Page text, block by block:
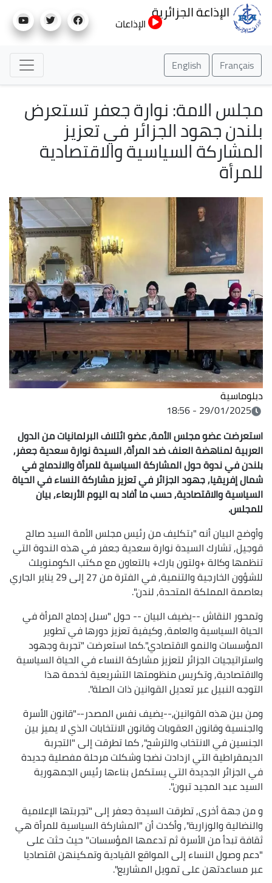
إلى
الإذاعة الجزائرية
الإذاعات
Français
English
مجلس الامة: نوارة جعفر تستعرض
بلندن جهود الجزائر في تعزيز
المشاركة السياسية والاقتصادية
للمرأة
دبلوماسية
29/01/2025 - 18:56
استعرضت عضو مجلس الأمة, عضو ائتلاف البرلمانيات من الدول
العربية لمناهضة العنف ضد المرأة, السيدة نوارة سعدية جعفر,
بلندن في ندوة حول المشاركة السياسية للمرأة والاندماج في
شمال إفريقيا, جهود الجزائر في تعزيز مشاركة النساء في الحياة
السياسية والاقتصادية, حسب ما أفاد به اليوم الأربعاء, بيان
للمجلس.
وأوضح البيان أنه "بتكليف من رئيس مجلس الأمة السيد صالح
قوجيل, تشارك السيدة نوارة سعدية جعفر في هذه الندوة التي
تنظمها وكالة +ولتون بارك+ بالتعاون مع مكتب الكومنويلث
للشؤون الخارجية والتنمية, في الفترة من 27 إلى 29 يناير الجاري
بعاصمة المملكة المتحدة, لندن".
وتمحور النقاش --يضيف البيان -- حول "سبل إدماج المرأة في
الحياة السياسية والعامة, وكيفية تعزيز دورها في تطوير
المؤسسات والنمو الاقتصادي".كما استعرضت "تجربة وجهود
واستراتيجيات الجزائر لتعزيز مشاركة النساء في الحياة السياسية
والاقتصادية, وتكريس منظومتها التشريعية لخدمة هذا
التوجه النبيل عبر تعديل القوانين ذات الصلة".
ومن بين هذه القوانين,--يضيف نفس المصدر--"قانون الأسرة
والجنسية وقانون العقوبات وقانون الانتخابات الذي لا يميز بين
الجنسين في الانتخاب والترشح", كما تطرقت إلى "التجربة
الديمقراطية التي ازدادت نضجا وشكلت مرحلة مفصلية جديدة
في الجزائر الجديدة التي يستكمل بناءها رئيس الجمهورية
السيد عبد المجيد تبون".
و من جهة أخرى, تطرقت السيدة جعفر إلى "تجربتها الإعلامية
والنضالية والوزارية", وأكدت أن "المشاركة السياسية للمرأة هي
ثقافة تبدأ من الأسرة ثم تدعمها المؤسسات" حيث حثت على
"دعم وصول النساء إلى المواقع القيادية وتمكينهن اقتصاديا
عبر مساعدتهن على تمويل المشاريع".